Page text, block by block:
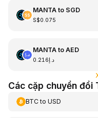
MANTAto SGD
S$0.075
MANTAto AED
د.إ0.216
Các cặp chuyển đổi
BTCto USD